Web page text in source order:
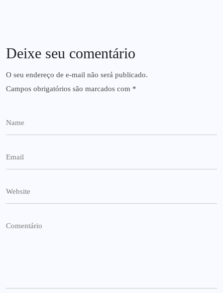
Deixe seu comentário
O seu endereço de e-mail não será publicado.
Campos obrigatórios são marcados com *